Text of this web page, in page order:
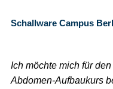
Schallware Campus
Ich möchte mich für
Abdomen-Aufbaukurs